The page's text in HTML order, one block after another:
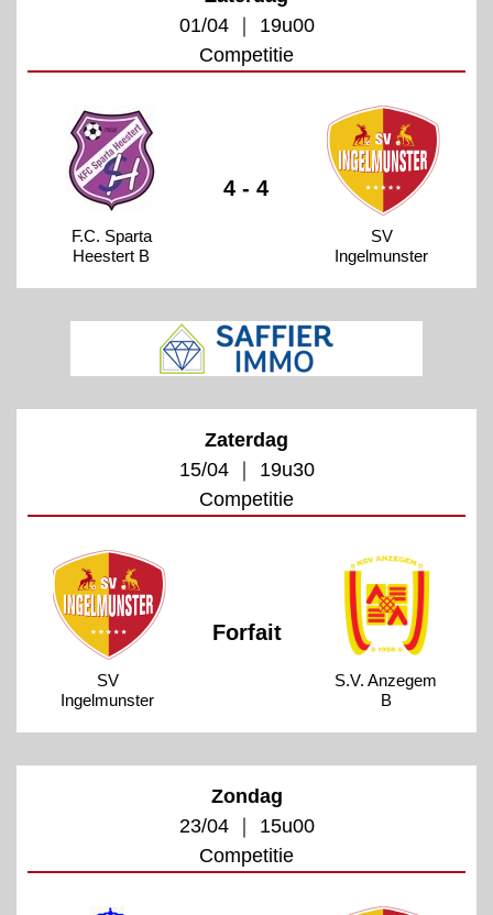
01/04 ｜ 19u00
Competitie
F.C. Sparta
Heestert B
4 - 4
SV
Ingelmunster
Zaterdag
15/04 ｜ 19u30
Competitie
SV
Ingelmunster
Forfait
S.V. Anzegem
B
Zondag
23/04 ｜ 15u00
Competitie